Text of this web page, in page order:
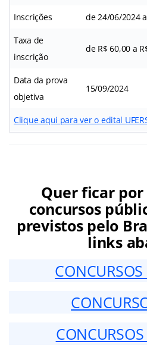
Inscrições de 24/06/2024
Taxa de
inscrição
de R$ 60,00 a
Data da prova
objetiva
15/09/2024
Clique aqui para ver o edital
Quer ficar
concursos
previstos pelo
links
CONCURSOS